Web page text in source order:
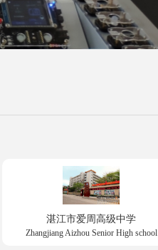
湛江市爱周高级中学
Zhangjiang Aizhou Senior High school